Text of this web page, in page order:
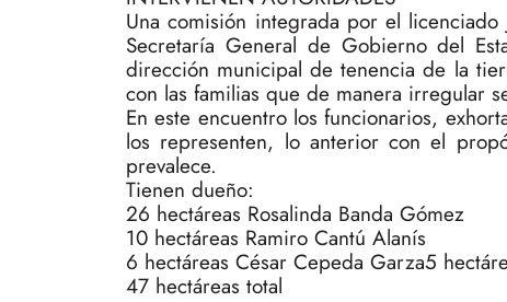
Una comisión integrada por el
Secretaría General de Gobierno del
dirección municipal de tenencia de la
con las familias que de manera irregular
En este encuentro los funcionarios,
los representen, lo anterior con el
prevalece.
Tienen dueño:
26 hectáreas Rosalinda Banda Gómez
10 hectáreas Ramiro Cantú Alanís
6 hectáreas César Cepeda Garza5
47 hectáreas total